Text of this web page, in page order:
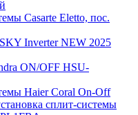
Casarte Eletto, пос.
Inverter NEW 2025
ON/OFF HSU-
Haier Coral On-Off
сплит-системы